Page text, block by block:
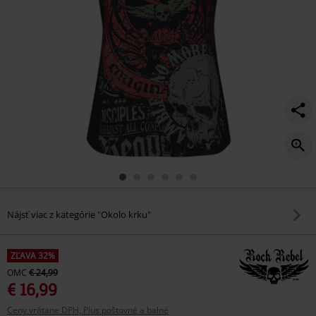
Nájsť viac z kategórie "Okolo krku"
ZĽAVA 32%
OMC € 24,99
€ 16,99
Ceny vrátane DPH, Plus poštovné a balné